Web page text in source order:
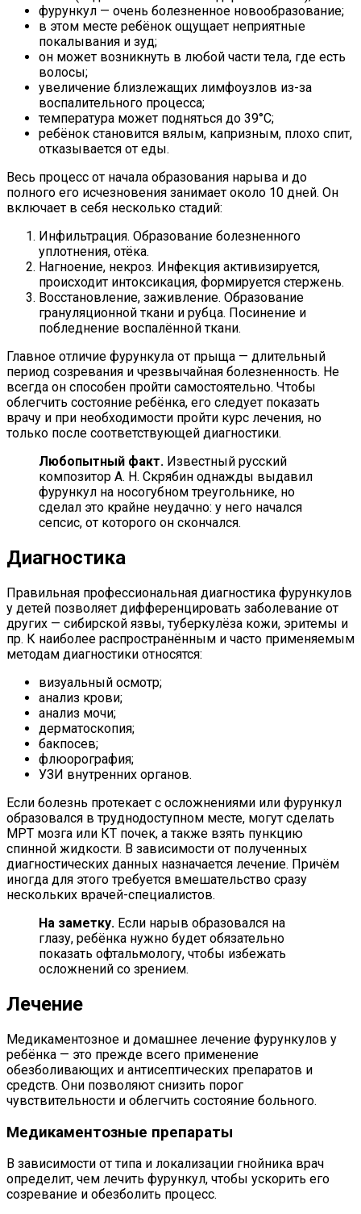
фурункул — очень болезненное новообразование;
в этом месте ребёнок ощущает неприятные
покалывания и зуд;
он может возникнуть в любой части тела, где есть
волосы;
увеличение близлежащих лимфоузлов из-за
воспалительного процесса;
температура может подняться до 39°С;
ребёнок становится вялым, капризным, плохо спит,
отказывается от еды.
Весь процесс от начала образования нарыва и до
полного его исчезновения занимает около 10 дней. Он
включает в себя несколько стадий:
Инфильтрация. Образование болезненного
уплотнения, отёка.
Нагноение, некроз. Инфекция активизируется,
происходит интоксикация, формируется стержень.
Восстановление, заживление. Образование
грануляционной ткани и рубца. Посинение и
побледнение воспалённой ткани.
Главное отличие фурункула от прыща — длительный
период созревания и чрезвычайная болезненность. Не
всегда он способен пройти самостоятельно. Чтобы
облегчить состояние ребёнка, его следует показать
врачу и при необходимости пройти курс лечения, но
только после соответствующей диагностики.
Любопытный факт. Известный русский
композитор А. Н. Скрябин однажды выдавил
фурункул на носогубном треугольнике, но
сделал это крайне неудачно: у него начался
сепсис, от которого он скончался.
Диагностика
Правильная профессиональная диагностика фурункулов
у детей позволяет дифференцировать заболевание от
других — сибирской язвы, туберкулёза кожи, эритемы и
пр. К наиболее распространённым и часто применяемым
методам диагностики относятся:
визуальный осмотр;
анализ крови;
анализ мочи;
дерматоскопия;
бакпосев;
флюорография;
УЗИ внутренних органов.
Если болезнь протекает с осложнениями или фурункул
образовался в труднодоступном месте, могут сделать
МРТ мозга или КТ почек, а также взять пункцию
спинной жидкости. В зависимости от полученных
диагностических данных назначается лечение. Причём
иногда для этого требуется вмешательство сразу
нескольких врачей-специалистов.
На заметку. Если нарыв образовался на
глазу, ребёнка нужно будет обязательно
показать офтальмологу, чтобы избежать
осложнений со зрением.
Лечение
Медикаментозное и домашнее лечение фурункулов у
ребёнка — это прежде всего применение
обезболивающих и антисептических препаратов и
средств. Они позволяют снизить порог
чувствительности и облегчить состояние больного.
Медикаментозные препараты
В зависимости от типа и локализации гнойника врач
определит, чем лечить фурункул, чтобы ускорить его
созревание и обезболить процесс.